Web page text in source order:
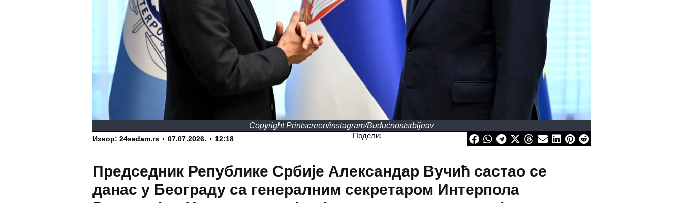
Copyright Printscreen/instagram/Budućnostsrbijeav
Извор: 24sedam.rs 07.07.2026. 12:18 Подели:
Председник Републике Србије Александар Вучић састао се
данас у Београду са генералним секретаром Интерпола